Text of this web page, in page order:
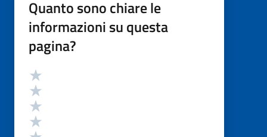
Quanto sono chiare le
informazioni su questa
pagina?
Valutazione